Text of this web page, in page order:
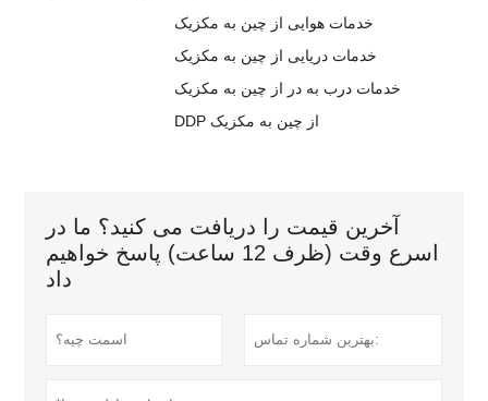
خدمات هوایی از چین به مکزیک
خدمات دریایی از چین به مکزیک
خدمات درب به در از چین به مکزیک
DDP از چین به مکزیک
آخرین قیمت را دریافت می کنید؟ ما در
اسرع وقت (ظرف 12 ساعت) پاسخ خواهیم
داد